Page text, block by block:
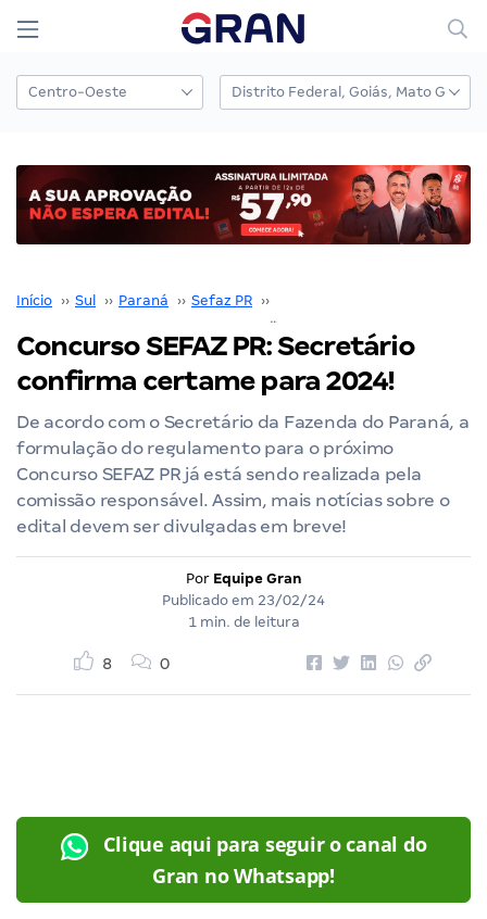
Início ›› Sul ›› Paraná ›› Sefaz PR ››
Concurso SEFAZ PR: Secretário
confirma certame para 2024!
De acordo com o Secretário da Fazenda do Paraná, a
formulação do regulamento para o próximo
Concurso SEFAZ PR já está sendo realizada pela
comissão responsável. Assim, mais notícias sobre o
edital devem ser divulgadas em breve!
Por Equipe Gran
Publicado em 23/02/24
1 min. de leitura
8 0
Clique aqui para seguir o canal do
Gran no Whatsapp!